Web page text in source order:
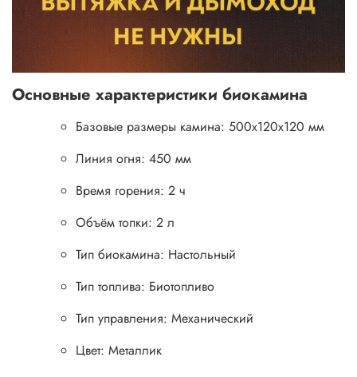
Основные характеристики биокамина
Базовые размеры камина: 500x120x120 мм
Линия огня: 450 мм
Время горения: 2 ч
Объём топки: 2 л
Тип биокамина: Настольный
Тип топлива: Биотопливо
Тип управления: Механический
Цвет: Металлик